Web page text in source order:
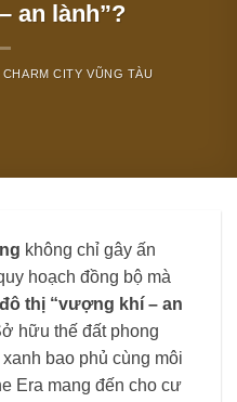
an lành”?
CHARM CITY VŨNG TÀU
không chỉ gây ấn
hoạch đồng bộ mà
thị “vượng khí – an
hữu thế đất phong
bao phủ cùng môi
Era mang đến cho cư